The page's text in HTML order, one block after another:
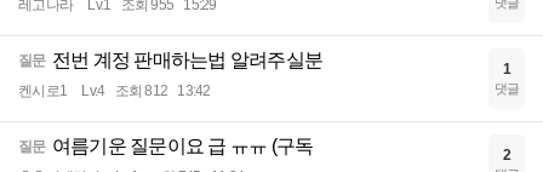
레고나라 Lv.1 조회 955 15:29
질문 전번 계정 판매하는법 알려주실분
켄시로1 Lv.4 조회 812 13:42
1
댓글
질문 여름기운 질문이요 급 ㅠㅠ (구독 2